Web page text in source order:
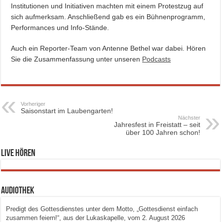
Institutionen und Initiativen machten mit einem Protestzug auf
sich aufmerksam. Anschließend gab es ein Bühnenprogramm,
Performances und Info-Stände.
Auch ein Reporter-Team von Antenne Bethel war dabei. Hören
Sie die Zusammenfassung unter unseren Podcasts
Vorheriger
Saisonstart im Laubengarten!
Nächster
Jahresfest in Freistatt – seit
über 100 Jahren schon!
Live hören
Audiothek
Predigt des Gottesdienstes unter dem Motto, „Gottesdienst einfach
zusammen feiern!“, aus der Lukaskapelle, vom 2. August 2026